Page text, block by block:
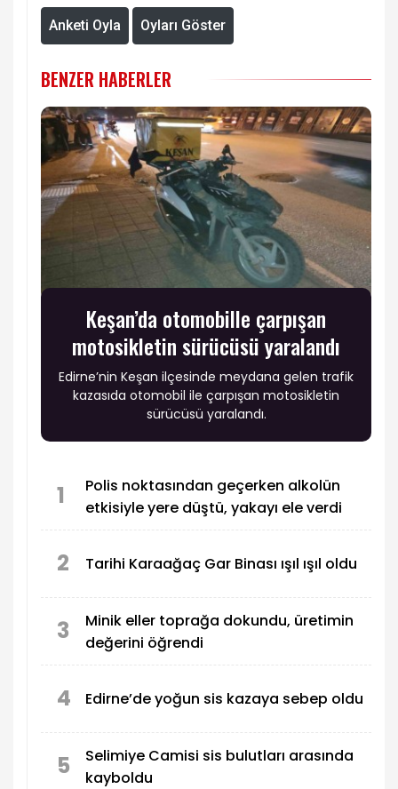
Anketi Oyla Oyları Göster
BENZER HABERLER
Keşan’da otomobille çarpışan
motosikletin sürücüsü yaralandı
Edirne’nin Keşan ilçesinde meydana gelen trafik
kazasıda otomobil ile çarpışan motosikletin
sürücüsü yaralandı.
1
Polis noktasından geçerken alkolün
etkisiyle yere düştü, yakayı ele verdi
2 Tarihi Karaağaç Gar Binası ışıl ışıl oldu
3
Minik eller toprağa dokundu, üretimin
değerini öğrendi
4 Edirne’de yoğun sis kazaya sebep oldu
5
Selimiye Camisi sis bulutları arasında
kayboldu